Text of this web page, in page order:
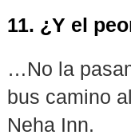
11. ¿Y el
…No la
bus camino
Neha Inn.